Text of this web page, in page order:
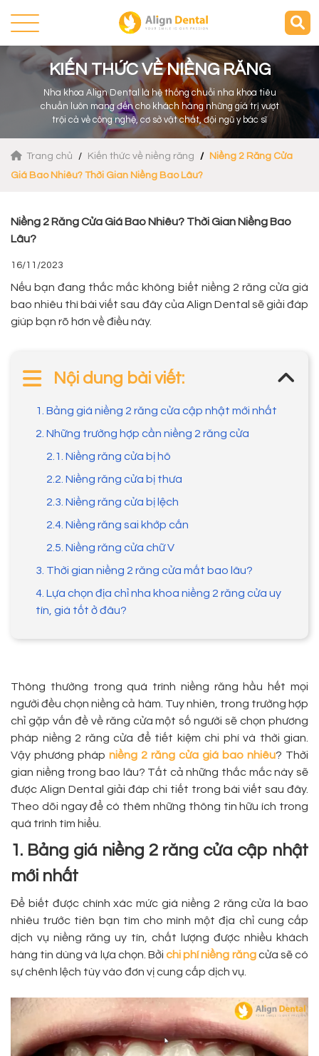
KIẾN THỨC VỀ NIỀNG RĂNG
Nha khoa Align Dental là hệ thống chuỗi nha khoa tiêu
chuẩn luôn mang đến cho khách hàng những giá trị vượt
trội cả về công nghệ, cơ sở vật chất, đội ngũ y bác sĩ
Trang chủ Kiến thức về niềng răng
Niềng 2 Răng Cửa
Giá Bao Nhiêu? Thời Gian Niềng Bao Lâu?
Niềng 2 Răng Cửa Giá Bao Nhiêu? Thời Gian Niềng Bao
Lâu?
16/11/2023
Nếu bạn đang thắc mắc không biết niềng 2 răng cửa giá
bao nhiêu thì bài viết sau đây của Align Dental sẽ giải đáp
giúp bạn rõ hơn về điều này.
Nội dung bài viết:
1. Bảng giá niềng 2 răng cửa cập nhật mới nhất
2. Những trường hợp cần niềng 2 răng cửa
2.1. Niềng răng cửa bị hô
2.2. Niềng răng cửa bị thưa
2.3. Niềng răng cửa bị lệch
2.4. Niềng răng sai khớp cắn
2.5. Niềng răng cửa chữ V
3. Thời gian niềng 2 răng cửa mất bao lâu?
4. Lựa chọn địa chỉ nha khoa niềng 2 răng cửa uy
tín, giá tốt ở đâu?
Thông thường trong quá trình niềng răng hầu hết mọi
người đều chọn niềng cả hàm. Tuy nhiên, trong trường hợp
chỉ gặp vấn đề về răng cửa một số người sẽ chọn phương
pháp niềng 2 răng cửa để tiết kiệm chi phí và thời gian.
Vậy phương pháp niềng 2 răng cửa giá bao nhiêu? Thời
gian niềng trong bao lâu? Tất cả những thắc mắc này sẽ
được Align Dental giải đáp chi tiết trong bài viết sau đây.
Theo dõi ngay để có thêm những thông tin hữu ích trong
quá trình tìm hiểu.
1. Bảng giá niềng 2 răng cửa cập nhật
mới nhất
Để biết được chính xác mức giá niềng 2 răng cửa là bao
nhiêu trước tiên bạn tìm cho mình một địa chỉ cung cấp
dịch vụ niềng răng uy tín, chất lượng được nhiều khách
hàng tin dùng và lựa chọn. Bởichi phí niềng răngcửa sẽ có
sự chênh lệch tùy vào đơn vị cung cấp dịch vụ.